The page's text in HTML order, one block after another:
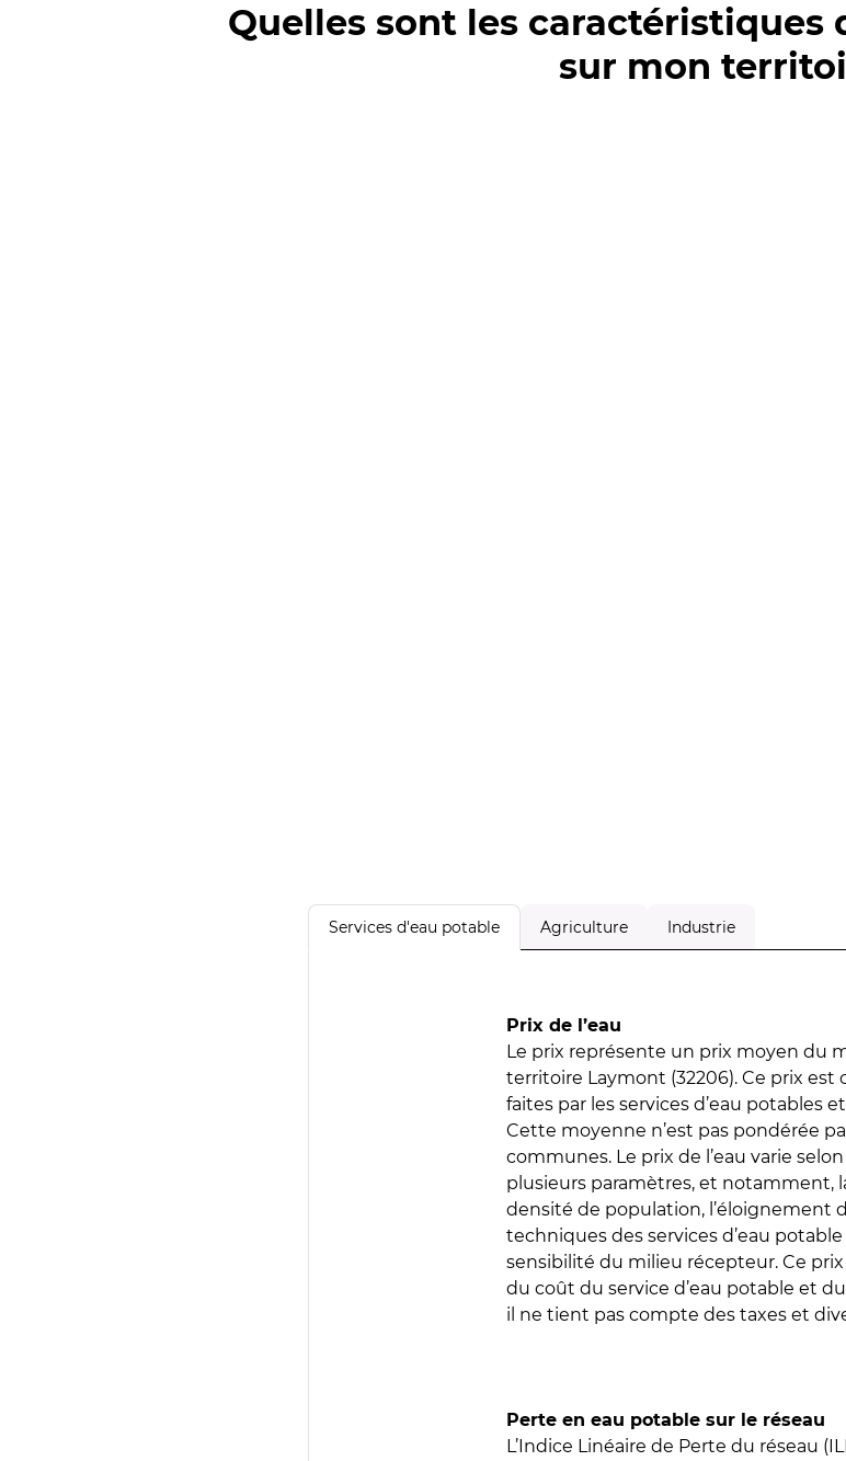
Quelles sont les caractéristiques
sur mon
Services d'eau potable Agriculture Industrie
Prix de l’eau
Le prix représente un prix moyen du
territoire Laymont (32206). Ce prix est
faites par les services d’eau potables
Cette moyenne n’est pas pondérée
communes. Le prix de l’eau varie
plusieurs paramètres, et notamment,
densité de population, l’éloignement
techniques des services d’eau
sensibilité du milieu récepteur. Ce
du coût du service d’eau potable et
il ne tient pas compte des taxes et
Perte en eau potable sur le réseau
L’Indice Linéaire de Perte du réseau